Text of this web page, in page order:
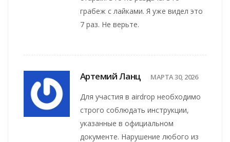
грабеж с лайками. Я уже видел это
7 раз. Не верьте.
Артемий Ланц МАРТА 30, 2026
Для участия в airdrop необходимо
строго соблюдать инструкции,
указанные в официальном
документе. Нарушение любого из